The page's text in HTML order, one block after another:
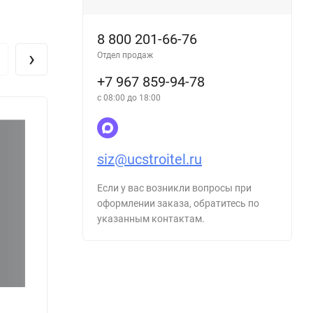
›
8 800 201-66-76
Отдел продаж
+7 967 859-94-78
с 08:00 до 18:00
siz@ucstroitel.ru
Если у вас возникли вопросы при
оформлении заказа, обратитесь по
указанным контактам.